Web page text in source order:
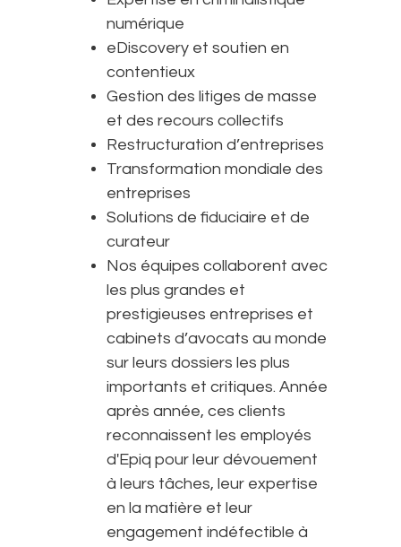
numérique
eDiscovery et soutien en
contentieux
Gestion des litiges de masse
et des recours collectifs
Restructuration d’entreprises
Transformation mondiale des
entreprises
Solutions de fiduciaire et de
curateur
Nos équipes collaborent avec
les plus grandes et
prestigieuses entreprises et
cabinets d’avocats au monde
sur leurs dossiers les plus
importants et critiques. Année
après année, ces clients
reconnaissent les employés
d'Epiq pour leur dévouement
à leurs tâches, leur expertise
en la matière et leur
engagement indéfectible à